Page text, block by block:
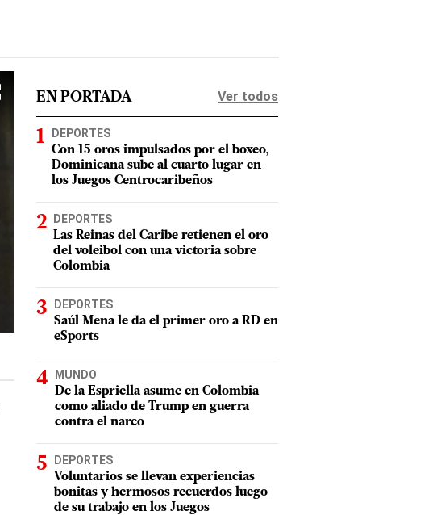
EN PORTADA Ver todos
DEPORTES
Con 15 oros impulsados por el boxeo,
Dominicana sube al cuarto lugar en
los Juegos Centrocaribeños
DEPORTES
Las Reinas del Caribe retienen el oro
del voleibol con una victoria sobre
Colombia
DEPORTES
Saúl Mena le da el primer oro a RD en
eSports
MUNDO
De la Espriella asume en Colombia
como aliado de Trump en guerra
contra el narco
DEPORTES
Voluntarios se llevan experiencias
bonitas y hermosos recuerdos luego
de su trabajo en los Juegos